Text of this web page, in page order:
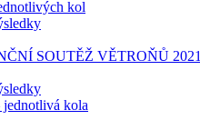
kol
SOUTĚŽ VĚTROŇŮ 2021
kola